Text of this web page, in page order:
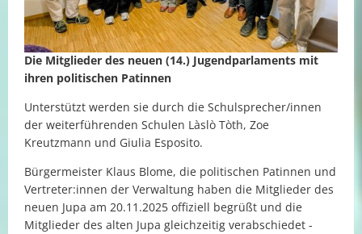
Die Mitglieder des neuen (14.) Jugendparlaments mit
ihren politischen Patinnen
Unterstützt werden sie durch die Schulsprecher/innen
der weiterführenden Schulen Làslò Tòth, Zoe
Kreutzmann und Giulia Esposito.
Bürgermeister Klaus Blome, die politischen Patinnen und
Vertreter:innen der Verwaltung haben die Mitglieder des
neuen Jupa am 20.11.2025 offiziell begrüßt und die
Mitglieder des alten Jupa gleichzeitig verabschiedet -